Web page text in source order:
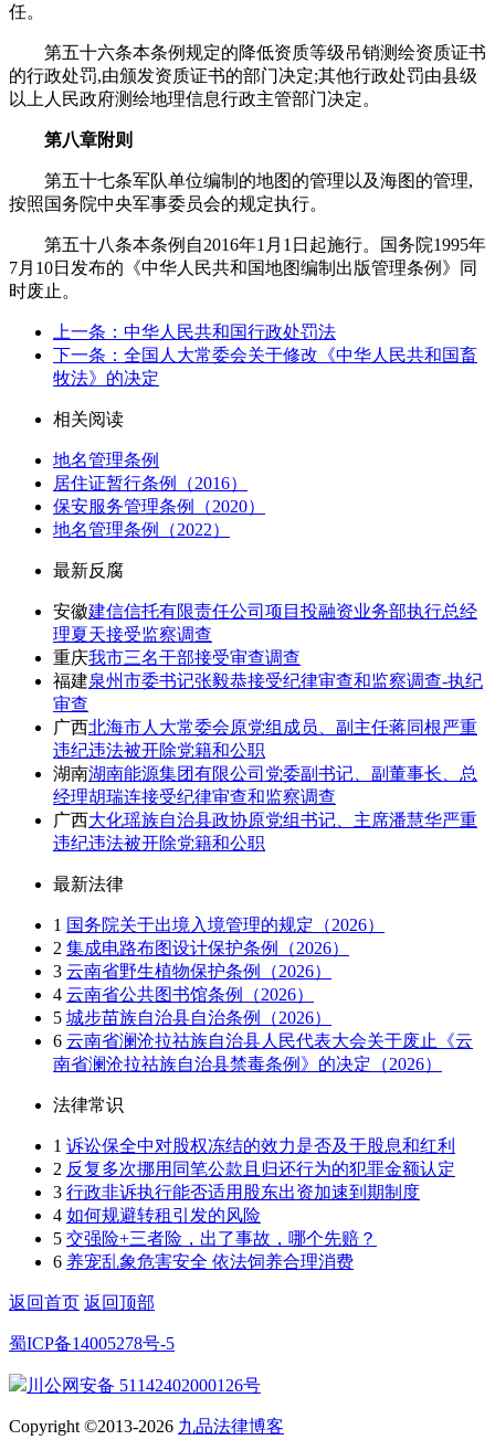
任。
第五十六条本条例规定的降低资质等级吊销测绘资质证书
的行政处罚,由颁发资质证书的部门决定;其他行政处罚由县级
以上人民政府测绘地理信息行政主管部门决定。
第八章附则
第五十七条军队单位编制的地图的管理以及海图的管理,
按照国务院中央军事委员会的规定执行。
第五十八条本条例自2016年1月1日起施行。国务院1995年
7月10日发布的《中华人民共和国地图编制出版管理条例》同
时废止。
上一条：中华人民共和国行政处罚法
下一条：全国人大常委会关于修改《中华人民共和国畜
牧法》的决定
相关阅读
地名管理条例
居住证暂行条例（2016）
保安服务管理条例（2020）
地名管理条例（2022）
最新反腐
安徽建信信托有限责任公司项目投融资业务部执行总经
理夏天接受监察调查
重庆我市三名干部接受审查调查
福建泉州市委书记张毅恭接受纪律审查和监察调查-执纪
审查
广西北海市人大常委会原党组成员、副主任蒋同根严重
违纪违法被开除党籍和公职
湖南湖南能源集团有限公司党委副书记、副董事长、总
经理胡瑞连接受纪律审查和监察调查
广西大化瑶族自治县政协原党组书记、主席潘慧华严重
违纪违法被开除党籍和公职
最新法律
1 国务院关于出境入境管理的规定（2026）
2 集成电路布图设计保护条例（2026）
3 云南省野生植物保护条例（2026）
4 云南省公共图书馆条例（2026）
5 城步苗族自治县自治条例（2026）
6 云南省澜沧拉祜族自治县人民代表大会关于废止《云
南省澜沧拉祜族自治县禁毒条例》的决定（2026）
法律常识
1 诉讼保全中对股权冻结的效力是否及于股息和红利
2 反复多次挪用同笔公款且归还行为的犯罪金额认定
3 行政非诉执行能否适用股东出资加速到期制度
4 如何规避转租引发的风险
5 交强险+三者险，出了事故，哪个先赔？
6 养宠乱象危害安全 依法饲养合理消费
返回首页 返回顶部
蜀ICP备14005278号-5
川公网安备 51142402000126号
Copyright ©2013-2026 九品法律博客